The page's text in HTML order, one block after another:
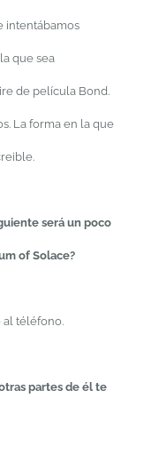
intentábamos
que sea
de película Bond.
La forma en la que
será un poco
of Solace?
al téléfono.
partes de él te